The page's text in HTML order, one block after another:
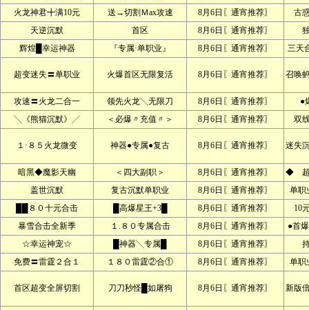
火龙神君╋满10元
送→切割Ｍax攻速 8月6日〖通宵推荐〗
古
天逆沉默
首区 8月6日〖通宵推荐〗
辉煌█幸运神器
『专属·单职业』 8月6日〖通宵推荐〗 三天
超变迷失〓单职业 火爆首区无限复活 8月6日〖通宵推荐〗 召唤
攻速〓火龙二合一 领先火龙╲无限刀 8月6日〖通宵推荐〗
●
╲《熊猫沉默》╱
＜必爆〃充值〃＞ 8月6日〖通宵推荐〗 双
１·８５火龙微变 神器●专属●复古 8月6日〖通宵推荐〗 迷失
暗黑◆魔影天幽 ＜四大副职＞ 8月6日〖通宵推荐〗
◆ 超
盖世沉默
复古沉默单职业 8月6日〖通宵推荐〗
单职
██８０十元合击
█高爆星王+3█ 8月6日〖通宵推荐〗
10
暴雪合击全新季
１.８０专属合击 8月6日〖通宵推荐〗
●首
☆幸运神宠☆
█神器╲专属█ 8月6日〖通宵推荐〗
免费〓雷霆２合１
１８０雷霆②合① 8月6日〖通宵推荐〗 单职
首区超变全屏切割 刀刀秒怪█如屠狗 8月6日〖通宵推荐〗 新版